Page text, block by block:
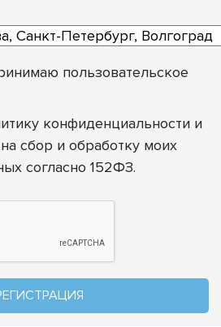
пользовательское
конфиденциальности и
сбор и обработку моих
согласно 152ФЗ.